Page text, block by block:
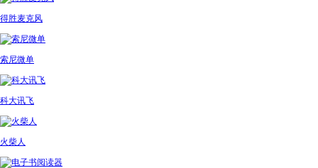
得胜麦克风
索尼微单
科大讯飞
火柴人